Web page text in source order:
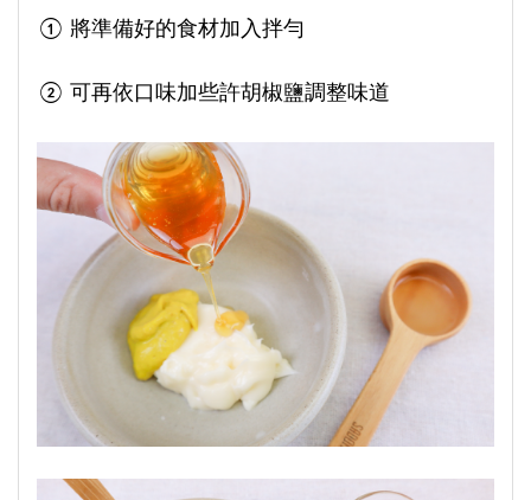
① 將準備好的食材加入拌勻
② 可再依口味加些許胡椒鹽調整味道